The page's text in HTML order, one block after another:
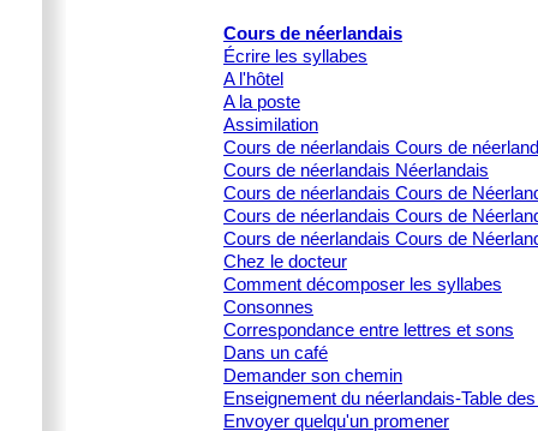
Cours de néerlandais
Écrire les syllabes
A l'hôtel
A la poste
Assimilation
Cours de néerlandais Cours de
Cours de néerlandais Néerlandais
Cours de néerlandais Cours de
Cours de néerlandais Cours de
Cours de néerlandais Cours de
Chez le docteur
Comment décomposer les syllabes
Consonnes
Correspondance entre lettres et sons
Dans un café
Demander son chemin
Enseignement du néerlandais-Table
Envoyer quelqu'un promener